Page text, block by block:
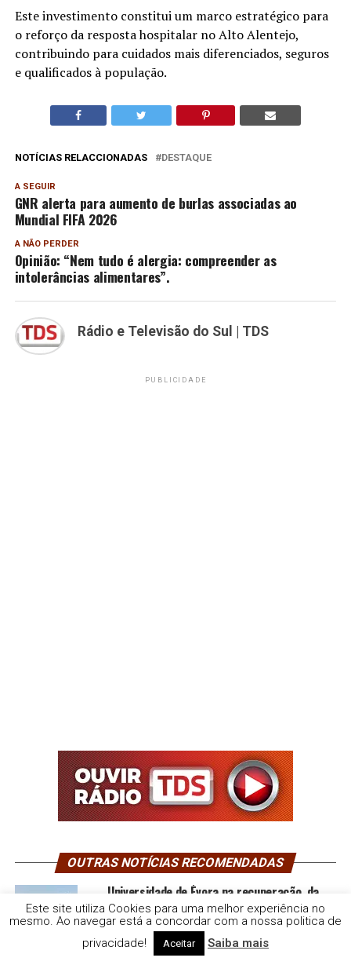
Este investimento constitui um marco estratégico para
o reforço da resposta hospitalar no Alto Alentejo,
contribuindo para cuidados mais diferenciados, seguros
e qualificados à população.
NOTÍCIAS RELACCIONADAS DESTAQUE
A SEGUIR
GNR alerta para aumento de burlas associadas ao
Mundial FIFA 2026
A NÃO PERDER
Opinião: “Nem tudo é alergia: compreender as
intolerâncias alimentares”.
Rádio e Televisão do Sul | TDS
PUBLICIDADE
OUTRAS NOTÍCIAS RECOMENDADAS
Universidade de Évora na recuperação da
conectividade fluvial do rio Erges
Este site utiliza Cookies para uma melhor experiência no
mesmo. Ao navegar está a concordar com a nossa politica de
privacidade!
Aceitar Saiba mais